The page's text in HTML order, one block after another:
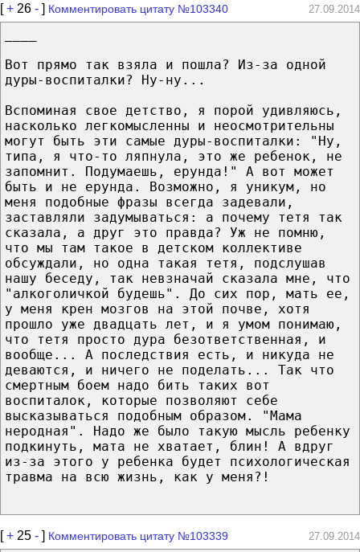
[+ 26 - ] Комментировать цитату №103340 27.09.2014
Вот прямо так взяла и пошла? Из-за одной
дуры-воспиталки? Ну-ну...
Вспоминая свое детство, я порой удивляюсь,
насколько легкомысленны и неосмотрительны
могут быть эти самые дуры-воспиталки: "Ну,
типа, я что-то ляпнула, это же ребенок, не
запомнит. Подумаешь, ерунда!" А вот может
быть и не ерунда. Возможно, я уникум, но
меня подобные фразы всегда задевали,
заставляли задумываться: а почему тетя так
сказала, а друг это правда? Уж не помню,
что мы там такое в детском коллективе
обсуждали, но одна такая тетя, подслушав
нашу беседу, так невзначай сказала мне, что
"алкоголичкой будешь". До сих пор, мать ее,
у меня крен мозгов на этой почве, хотя
прошло уже двадцать лет, и я умом понимаю,
что тетя просто дура безответственная, и
вообще... А последствия есть, и никуда не
деваются, и ничего не поделать... Так что
смертным боем надо бить таких вот
воспиталок, которые позволяют себе
высказываться подобным образом. "Мама
неродная". Надо же было такую мысль ребенку
подкинуть, мата не хватает, блин! А вдруг
из-за этого у ребенка будет психологическая
травма на всю жизнь, как у меня?!
[+ 25 - ] Комментировать цитату №103339 27.09.2014